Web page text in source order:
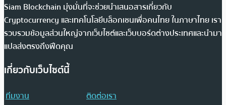
Siam Blockchain มุ่งมั่นที่จะช่วยนำเสนอสารเกี่ยวกับ
Cryptocurrency และเทคโนโลยีบล็อกเชนเพื่อคนไทย ในภาษาไทย เรา
รวบรวมข้อมูลส่วนใหญ่จากเว็บไซต์และเว็บบอร์ดต่างประเทศและนำมา
แปลส่งตรงถึงฟีดคุณ
เกี่ยวกับเว็บไซต์นี้
ทีมงาน
ติดต่อเรา